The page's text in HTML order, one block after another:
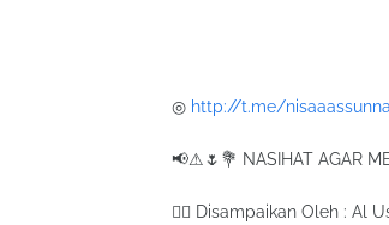
◎ http://t.me/
📢⚠🌷💐 NASIHAT AGAR
✍🏻 Disampaikan Oleh : Al